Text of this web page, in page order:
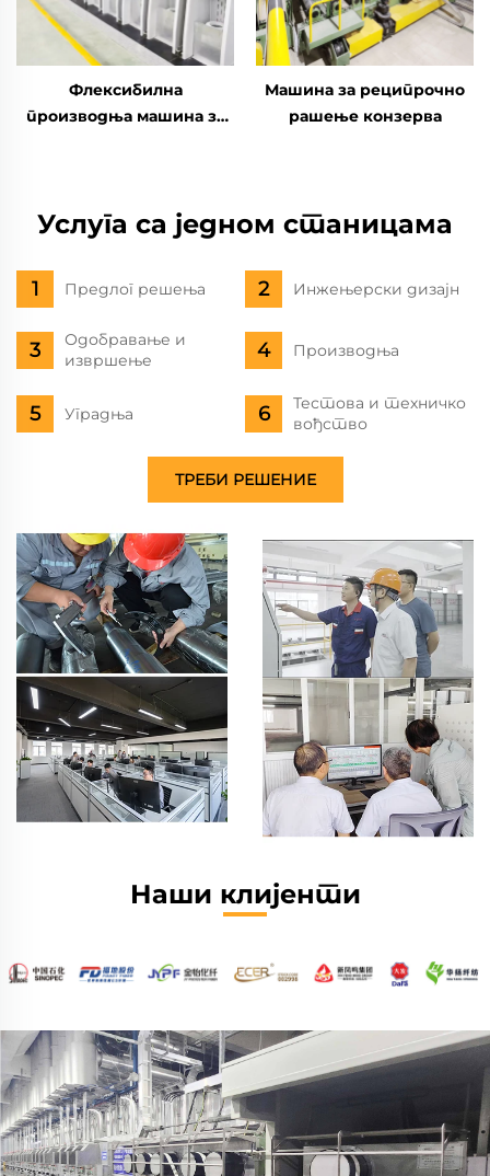
Флексибилна
производња машина за
Машина за реципрочно
рашење конзерва
Услуга са једном станицама
Предлог решења Инжењерски дизајн
Одобравање и
извршење
Производња
Уградња
Тестова и техничко
вођство
ТРЕБИ РЕШЕНИЕ
Наши клијенти